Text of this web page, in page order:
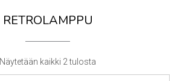
RETROLAMPPU
Näytetään kaikki 2 tulosta
by